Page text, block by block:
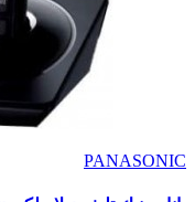
PANASONIC